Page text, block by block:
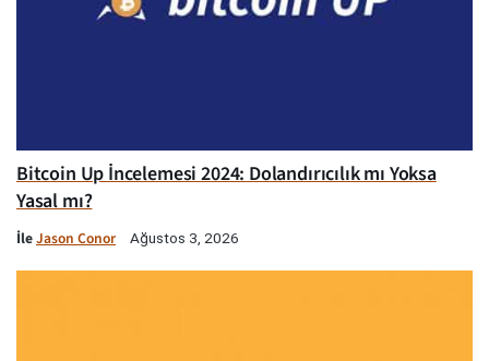
Bitcoin Up İncelemesi 2024: Dolandırıcılık mı Yoksa
Yasal mı?
İleJason Conor Ağustos 3, 2026